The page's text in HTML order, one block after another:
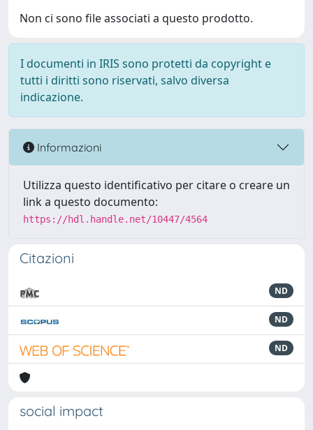
Non ci sono file associati a questo prodotto.
I documenti in IRIS sono protetti da copyright e
tutti i diritti sono riservati, salvo diversa
indicazione.
Informazioni
Utilizza questo identificativo per citare o creare un
link a questo documento:
https://hdl.handle.net/10447/4564
Citazioni
ND
ND
ND
social impact